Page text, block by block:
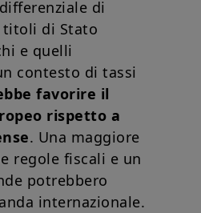
di
di Stato
e quelli
contesto di tassi
favorire il
rispetto a
. Una maggiore
regole fiscali e un
potrebbero
internazionale.